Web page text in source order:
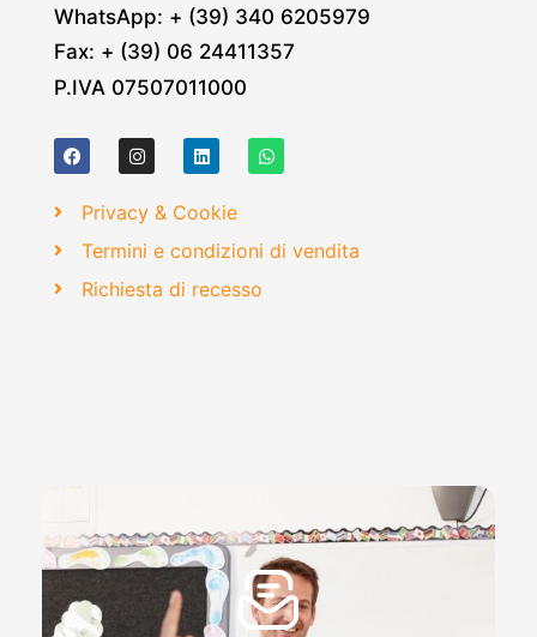
WhatsApp: + (39) 340 6205979
Fax: + (39) 06 24411357
P.IVA 07507011000
Privacy & Cookie
Termini e condizioni di vendita
Richiesta di recesso